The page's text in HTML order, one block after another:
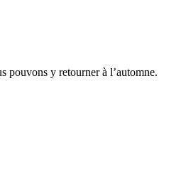
pouvons y retourner à l’automne.